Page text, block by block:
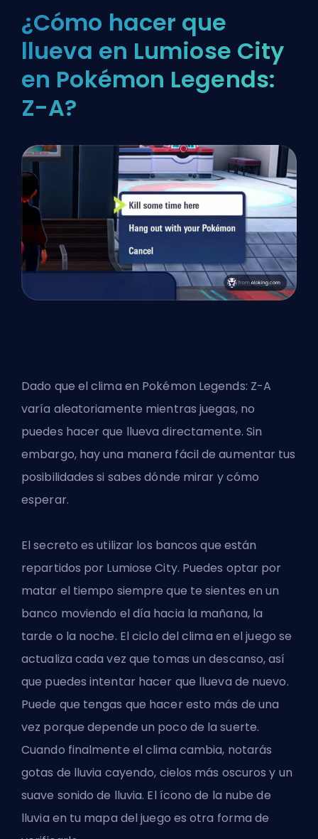
¿Cómo hacer que
llueva en Lumiose City
en Pokémon Legends:
Z-A?
Dado que el clima en Pokémon Legends: Z-A
varía aleatoriamente mientras juegas, no
puedes hacer que llueva directamente. Sin
embargo, hay una manera fácil de aumentar tus
posibilidades si sabes dónde mirar y cómo
esperar.
El secreto es utilizar los bancos que están
repartidos por Lumiose City. Puedes optar por
matar el tiempo siempre que te sientes en un
banco moviendo el día hacia la mañana, la
tarde o la noche. El ciclo del clima en el juego se
actualiza cada vez que tomas un descanso, así
que puedes intentar hacer que llueva de nuevo.
Puede que tengas que hacer esto más de una
vez porque depende un poco de la suerte.
Cuando finalmente el clima cambia, notarás
gotas de lluvia cayendo, cielos más oscuros y un
suave sonido de lluvia. El ícono de la nube de
lluvia en tu mapa del juego es otra forma de